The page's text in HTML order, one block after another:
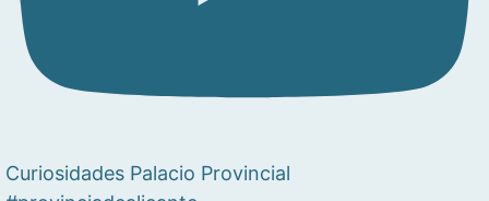
Curiosidades Palacio Provincial